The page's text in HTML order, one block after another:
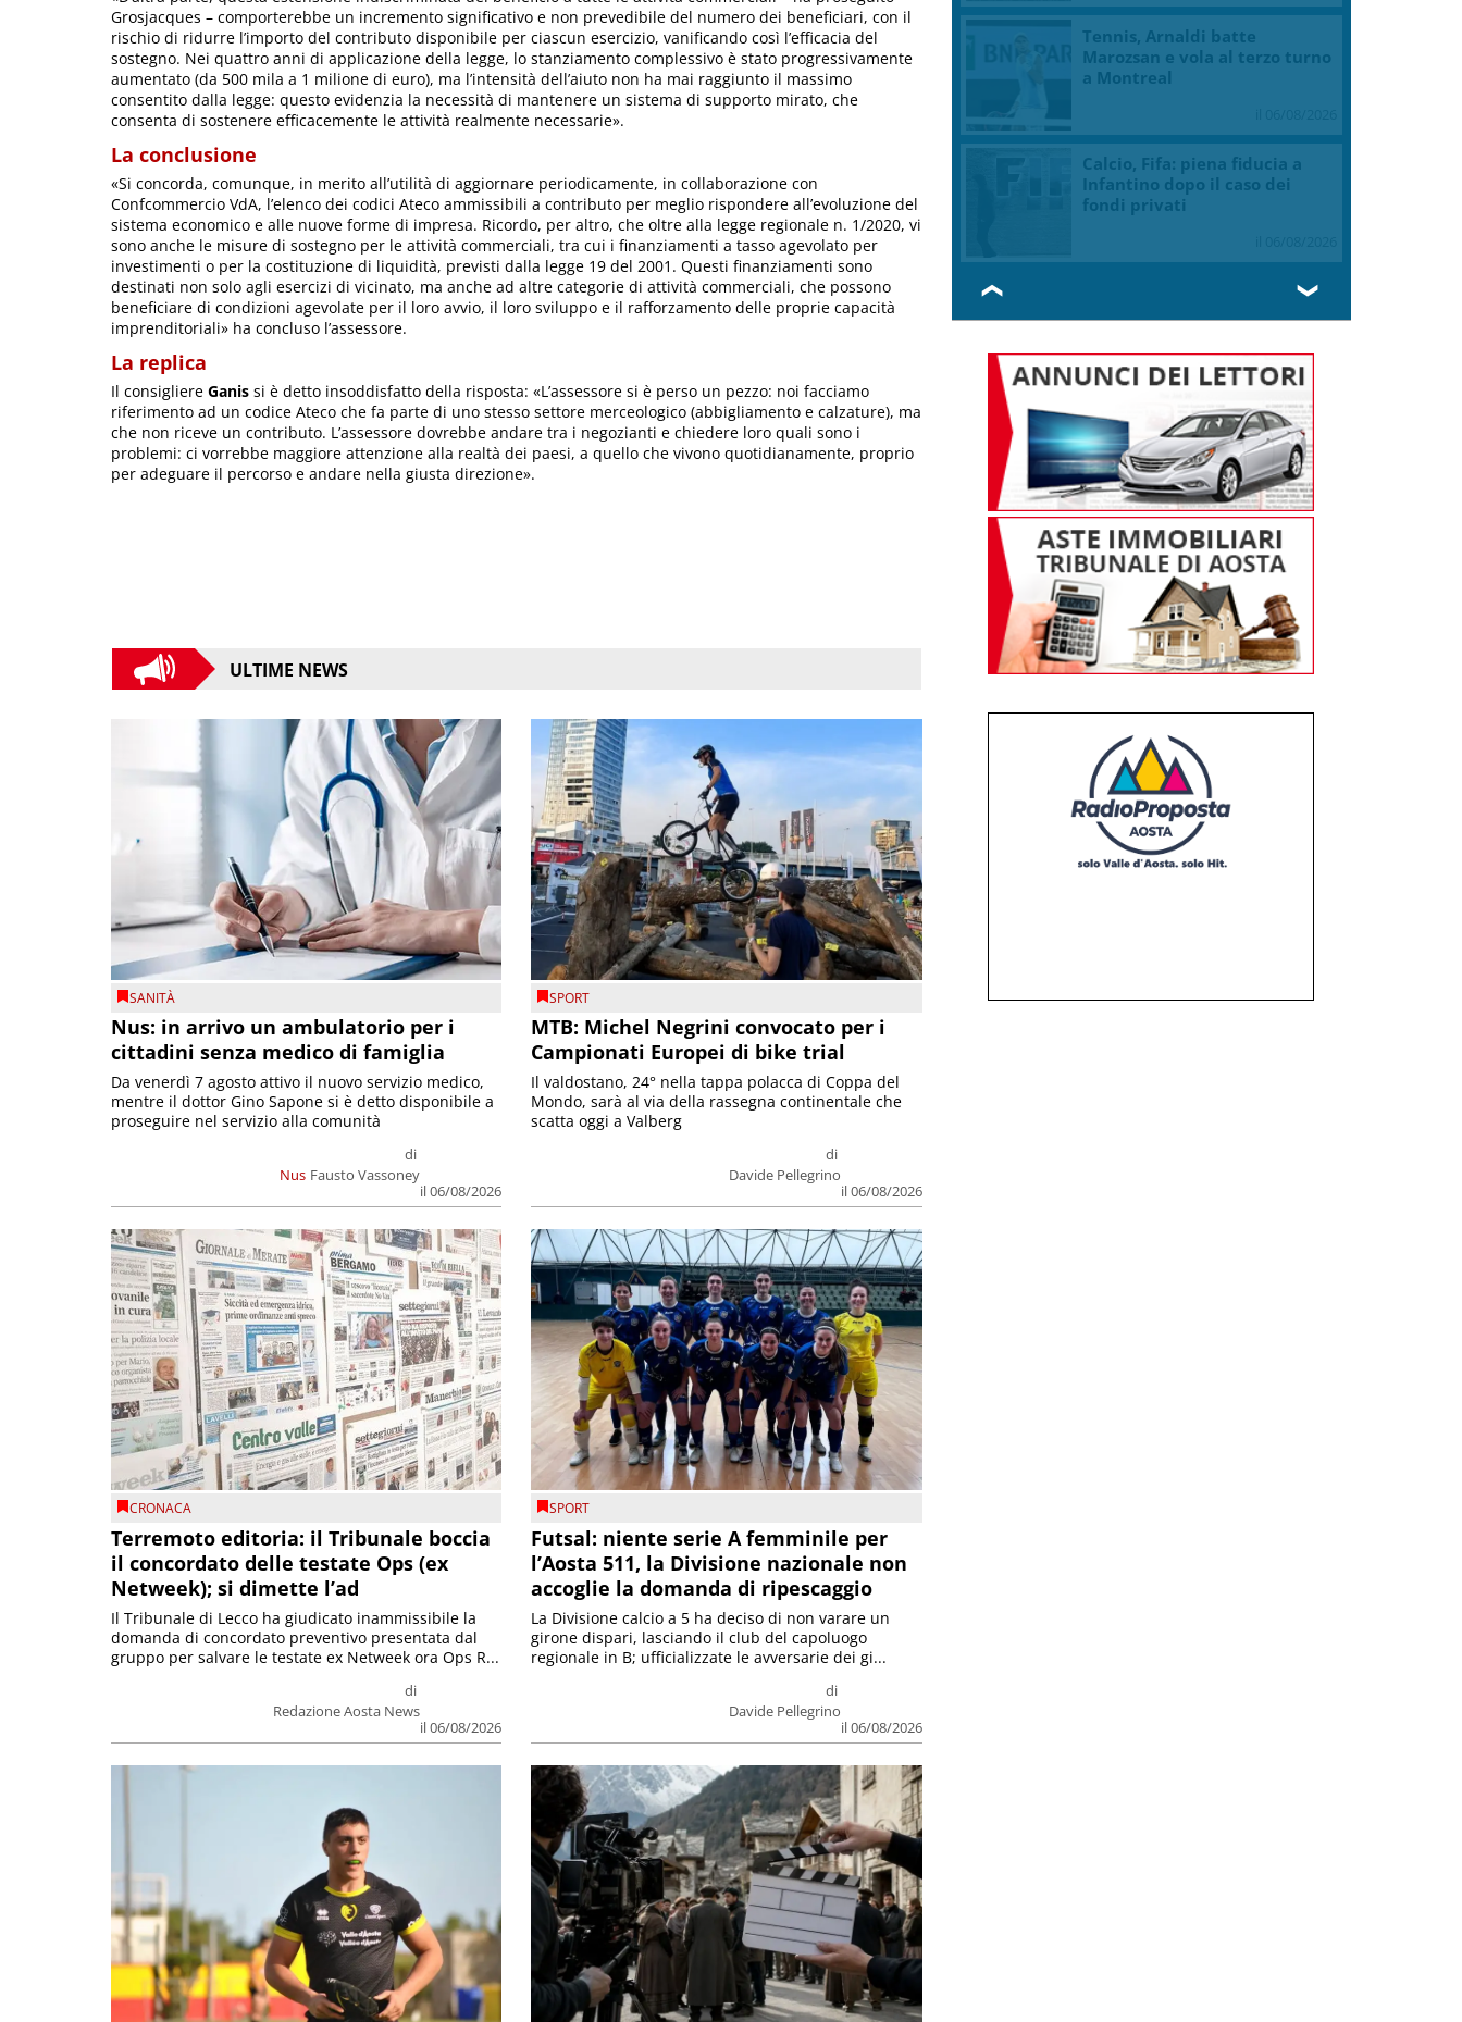
Grosjacques – comporterebbe un incremento significativo e non prevedibile del numero dei beneficiari, con il
rischio di ridurre l’importo del contributo disponibile per ciascun esercizio, vanificando così l’efficacia del
sostegno. Nei quattro anni di applicazione della legge, lo stanziamento complessivo è stato progressivamente
aumentato (da 500 mila a 1 milione di euro), ma l’intensità dell’aiuto non ha mai raggiunto il massimo
consentito dalla legge: questo evidenzia la necessità di mantenere un sistema di supporto mirato, che
consenta di sostenere efficacemente le attività realmente necessarie».
La conclusione
«Si concorda, comunque, in merito all’utilità di aggiornare periodicamente, in collaborazione con
Confcommercio VdA, l’elenco dei codici Ateco ammissibili a contributo per meglio rispondere all’evoluzione del
sistema economico e alle nuove forme di impresa. Ricordo, per altro, che oltre alla legge regionale n. 1/2020, vi
sono anche le misure di sostegno per le attività commerciali, tra cui i finanziamenti a tasso agevolato per
investimenti o per la costituzione di liquidità, previsti dalla legge 19 del 2001. Questi finanziamenti sono
destinati non solo agli esercizi di vicinato, ma anche ad altre categorie di attività commerciali, che possono
beneficiare di condizioni agevolate per il loro avvio, il loro sviluppo e il rafforzamento delle proprie capacità
imprenditoriali» ha concluso l’assessore.
La replica
Il consigliere Ganis si è detto insoddisfatto della risposta: «L’assessore si è perso un pezzo: noi facciamo
riferimento ad un codice Ateco che fa parte di uno stesso settore merceologico (abbigliamento e calzature), ma
che non riceve un contributo. L’assessore dovrebbe andare tra i negozianti e chiedere loro quali sono i
problemi: ci vorrebbe maggiore attenzione alla realtà dei paesi, a quello che vivono quotidianamente, proprio
per adeguare il percorso e andare nella giusta direzione».
ULTIME NEWS
SANITÀ
Nus: in arrivo un ambulatorio per i
cittadini senza medico di famiglia
Nus
di
Fausto Vassoney
il 06/08/2026
Da venerdì 7 agosto attivo il nuovo servizio medico,
mentre il dottor Gino Sapone si è detto disponibile a
proseguire nel servizio alla comunità
SPORT
MTB: Michel Negrini convocato per i
Campionati Europei di bike trial
di
Davide Pellegrino
il 06/08/2026
Il valdostano, 24° nella tappa polacca di Coppa del
Mondo, sarà al via della rassegna continentale che
scatta oggi a Valberg
CRONACA
Terremoto editoria: il Tribunale boccia
il concordato delle testate Ops (ex
Netweek); si dimette l’ad
di
Redazione Aosta News
il 06/08/2026
Il Tribunale di Lecco ha giudicato inammissibile la
domanda di concordato preventivo presentata dal
gruppo per salvare le testate ex Netweek ora Ops R...
SPORT
Futsal: niente serie A femminile per
l’Aosta 511, la Divisione nazionale non
accoglie la domanda di ripescaggio
di
Davide Pellegrino
il 06/08/2026
La Divisione calcio a 5 ha deciso di non varare un
girone dispari, lasciando il club del capoluogo
regionale in B; ufficializzate le avversarie dei gi...
Tennis, Arnaldi batte
Marozsan e vola al terzo turno
a Montreal
Calcio, Fifa: piena fiducia a
Infantino dopo il caso dei
fondi privati
❮ ❯